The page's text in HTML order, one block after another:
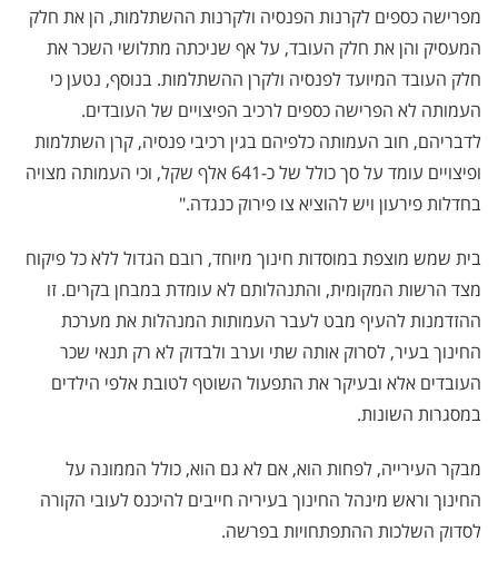
מפרישה כספים לקרנות הפנסיה ולקרנות ההשתלמות, הן את חלק
המעסיק והן את חלק העובד, על אף שניכתה מתלושי השכר את
חלק העובד המיועד לפנסיה ולקרן ההשתלמות. בנוסף, נטען כי
העמותה לא הפרישה כספים לרכיב הפיצויים של העובדים.
לדבריהם, חוב העמותה כלפיהם בגין רכיבי פנסיה, קרן השתלמות
ופיצויים עומד על סך כולל של כ-641 אלף שקל, וכי העמותה מצויה
בחדלות פירעון ויש להוציא צו פירוק כנגדה."
בית שמש מוצפת במוסדות חינוך מיוחד, רובם הגדול ללא כל פיקוח
מצד הרשות המקומית, והתנהלותם לא עומדת במבחן בקרים. זו
ההזדמנות להעיף מבט לעבר העמותות המנהלות את מערכת
החינוך בעיר, לסרוק אותה שתי וערב ולבדוק לא רק תנאי שכר
העובדים אלא ובעיקר את התפעול השוטף לטובת אלפי הילדים
במסגרות השונות.
מבקר העירייה, לפחות הוא, אם לא גם הוא, כולל הממונה על
החינוך וראש מינהל החינוך בעיריה חייבים להיכנס לעובי הקורה
לסדוק השלכות ההתפתחויות בפרשה.